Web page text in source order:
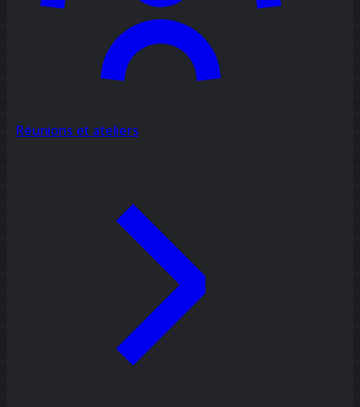
Réunions et ateliers